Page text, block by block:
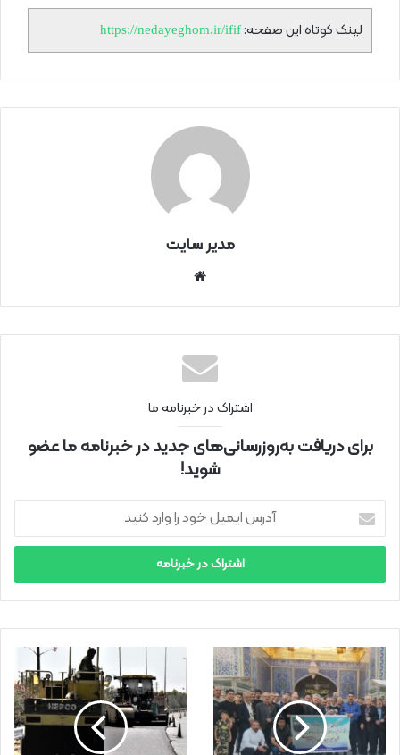
لینک کوتاه این صفحه: https://nedayeghom.ir/ifif
مدیر سایت
نتی
اشتراک در خبرنامه ما
برای دریافت به‌روزرسانی‌های جدید در خبرنامه ما عضو
شوید!
ر
ا
ی
ل
خ
و
د